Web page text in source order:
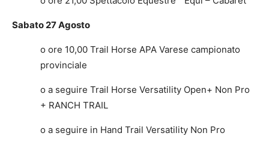
Sabato 27 Agosto
o ore 10,00 Trail Horse APA Varese campionato
provinciale
o a seguire Trail Horse Versatility Open+ Non Pro
+ RANCH TRAIL
o a seguire in Hand Trail Versatility Non Pro